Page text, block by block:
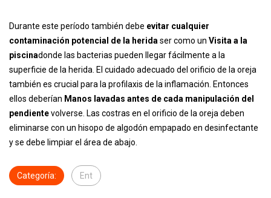
Durante este período también debe evitar cualquier
contaminación potencial de la herida ser como un Visita a la
piscinadonde las bacterias pueden llegar fácilmente a la
superficie de la herida. El cuidado adecuado del orificio de la oreja
también es crucial para la profilaxis de la inflamación. Entonces
ellos deberían Manos lavadas antes de cada manipulación del
pendientevolverse. Las costras en el orificio de la oreja deben
eliminarse con un hisopo de algodón empapado en desinfectante
y se debe limpiar el área de abajo.
Categoría: Ent